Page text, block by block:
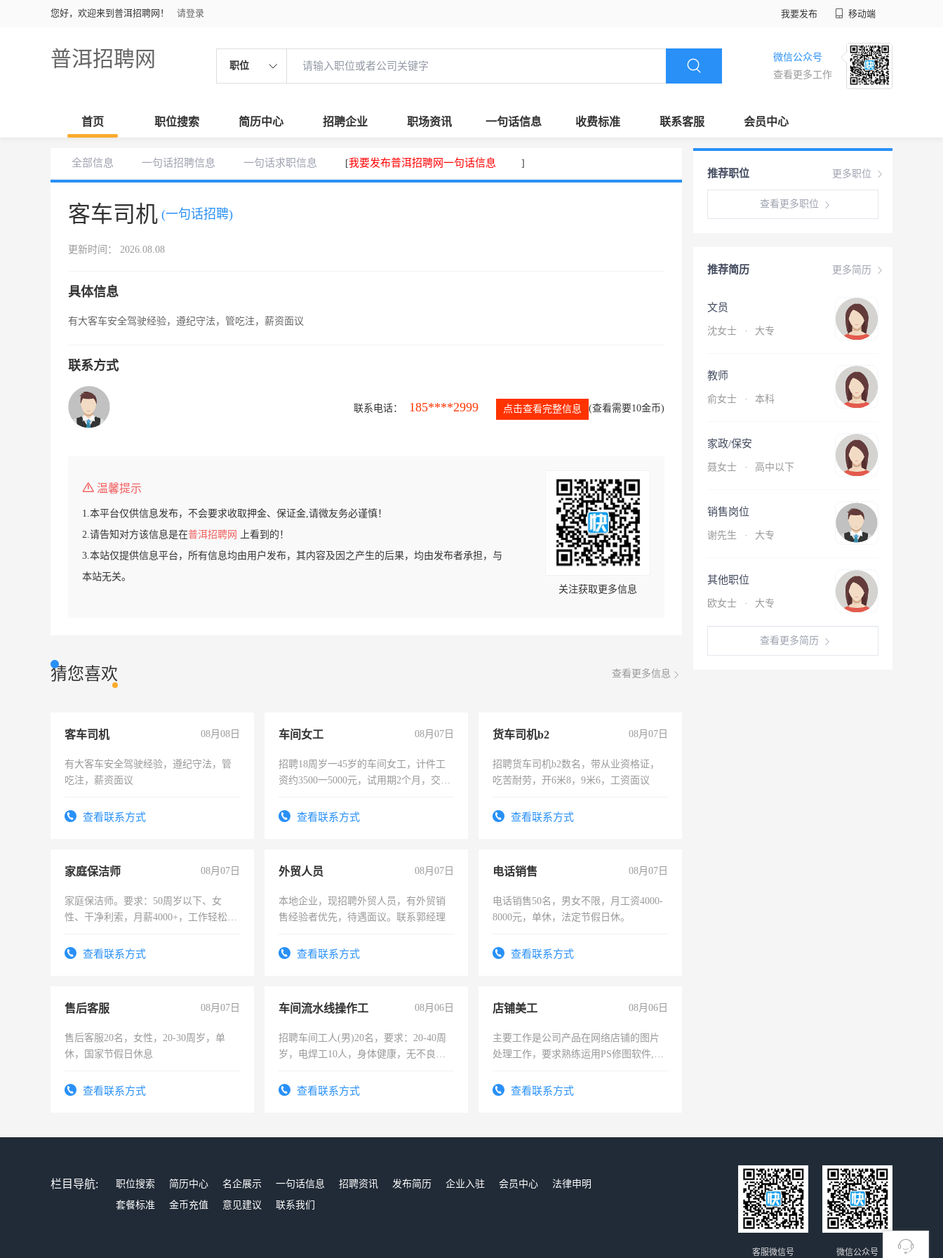
您好，欢迎来到普洱招聘网！ 请登录 我要发布 移动端
普洱招聘网 职位
微信公众号
查看更多工作
首页 职位搜索 简历中心 招聘企业 职场资讯 一句话信息 收费标准 联系客服 会员中心
全部信息 一句话招聘信息 一句话求职信息 [我要发布普洱招聘网一句话信息 ]
客车司机 (一句话招聘)
更新时间： 2026.08.08
具体信息
有大客车安全驾驶经验，遵纪守法，管吃注，薪资面议
联系方式
联系电话： 185****2999 点击查看完整信息 (查看需要10金币)
温馨提示
1.本平台仅供信息发布，不会要求收取押金、保证金,请微友务必谨慎！
2.请告知对方该信息是在普洱招聘网
上看到的！
3.本站仅提供信息平台，所有信息均由用户发布，其内容及因之产生的后果，均由发布者承担，与
本站无关。
关注获取更多信息
猜您喜欢 查看更多信息
客车司机 08月08日
有大客车安全驾驶经验，遵纪守法，管
吃注，薪资面议
查看联系方式
车间女工 08月07日
招聘18周岁一45岁的车间女工，计件工
资约3500一5000元，试用期2个月，交五
查看联系方式
货车司机b2 08月07日
招聘货车司机b2数名，带从业资格证，
吃苦耐劳，开6米8，9米6，工资面议
查看联系方式
家庭保洁师 08月07日
家庭保洁师。要求：50周岁以下、女
性、干净利索，月薪4000+，工作轻松，
太太等。查看联系方式
外贸人员 08月07日
本地企业，现招聘外贸人员，有外贸销
售经验者优先，待遇面议。联系郭经理
查看联系方式
电话销售 08月07日
电话销售50名，男女不限，月工资4000-
8000元，单休，法定节假日休。
查看联系方式
售后客服 08月07日
售后客服20名，女性，20-30周岁，单
休，国家节假日休息
查看联系方式
车间流水线操作工 08月06日
招聘车间工人(男)20名，要求：20-40周
岁，电焊工10人，身体健康，无不良嗜
宿，免费发放劳保用品，两班倒，每月
查看联系方式
店铺美工 08月06日
主要工作是公司产品在网络店铺的图片
处理工作，要求熟练运用PS修图软件,工
查看联系方式
更多职位
推荐职位
查看更多职位
更多简历
推荐简历
文员
沈女士 · 大专
教师
俞女士 · 本科
家政/保安
聂女士 · 高中以下
销售岗位
谢先生 · 大专
其他职位
欧女士 · 大专
查看更多简历
栏目导航: 职位搜索 简历中心 名企展示 一句话信息 招聘资讯 发布简历 企业入驻 会员中心
法律申明
套餐标准
金币充值 意见建议 联系我们
微信公众号
客服微信号